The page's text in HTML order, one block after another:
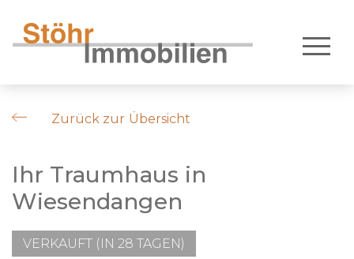
Zurück zur Übersicht
Ihr Traumhaus in
Wiesendangen
VERKAUFT (IN 28 TAGEN)